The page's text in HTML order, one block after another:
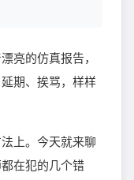
亮的仿真报告，
期、挨骂，样样
上。今天就来聊
在犯的几个错